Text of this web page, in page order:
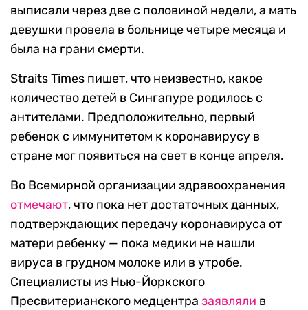
выписали через две с половиной недели, а мать
девушки провела в больнице четыре месяца и
была на грани смерти.
Straits Times пишет, что неизвестно, какое
количество детей в Сингапуре родилось с
антителами. Предположительно, первый
ребенок с иммунитетом к коронавирусу в
стране мог появиться на свет в конце апреля.
Во Всемирной организации здравоохранения
отмечают, что пока нет достаточных данных,
подтверждающих передачу коронавируса от
матери ребенку — пока медики не нашли
вируса в грудном молоке или в утробе.
Специалисты из Нью-Йоркского
Пресвитерианского медцентра заявляли в